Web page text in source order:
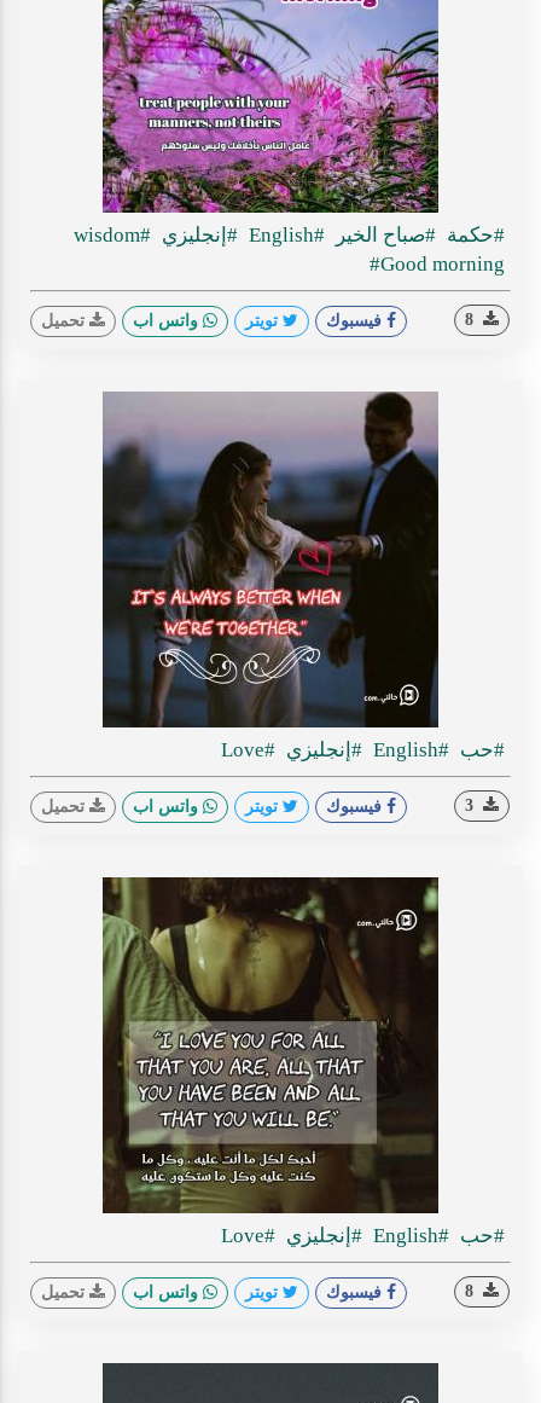
#حكمة #صباح الخير #English #إنجليزي #wisdom
#Good morning
فيسبوك تويتر واتس اب تحميل
#حب #English #إنجليزي #Love
فيسبوك تويتر واتس اب تحميل
#حب #English #إنجليزي #Love
فيسبوك تويتر واتس اب تحميل